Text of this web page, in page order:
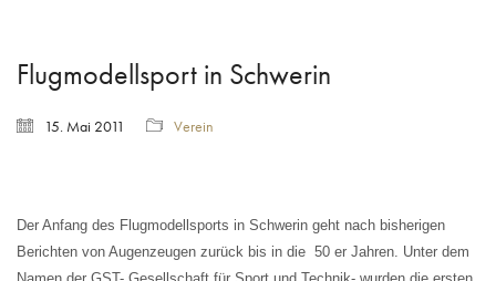
Flugmodellsport in Schwerin
15. Mai 2011 Verein
Der Anfang des Flugmodellsports in Schwerin geht nach bisherigen
Berichten von Augenzeugen zurück bis in die 50 er Jahren. Unter dem
Namen der GST- Gesellschaft für Sport und Technik- wurden die ersten